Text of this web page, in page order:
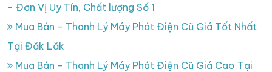
- Đơn Vị Uy Tín, Chất lượng Số 1
Mua Bán - Thanh Lý Máy Phát Điện Cũ Giá Tốt Nhất
Tại Đăk Lăk
Mua Bán - Thanh Lý Máy Phát Điện Cũ Giá Cao Tại